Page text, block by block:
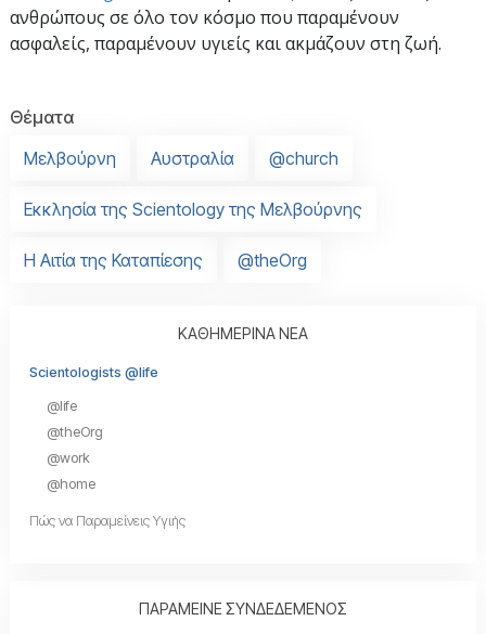
ανθρώπους σε όλο τον κόσμο που παραμένουν
ασφαλείς, παραμένουν υγιείς και ακμάζουν στη ζωή.
Θέματα
Μελβούρνη
Αυστραλία @church
Εκκλησία της Scientology της Μελβούρνης
Η Αιτία της Καταπίεσης @theOrg
ΚΑΘΗΜΕΡΙΝΑ ΝΕΑ
Scientologists @life
@life
@theOrg
@work
@home
Πώς να Παραμείνεις Υγιής
ΠΑΡΑΜΕΙΝΕ ΣΥΝΔΕΔΕΜΕΝΟΣ